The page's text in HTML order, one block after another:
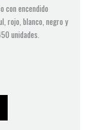
con encendido
rojo, blanco, negro y
unidades.